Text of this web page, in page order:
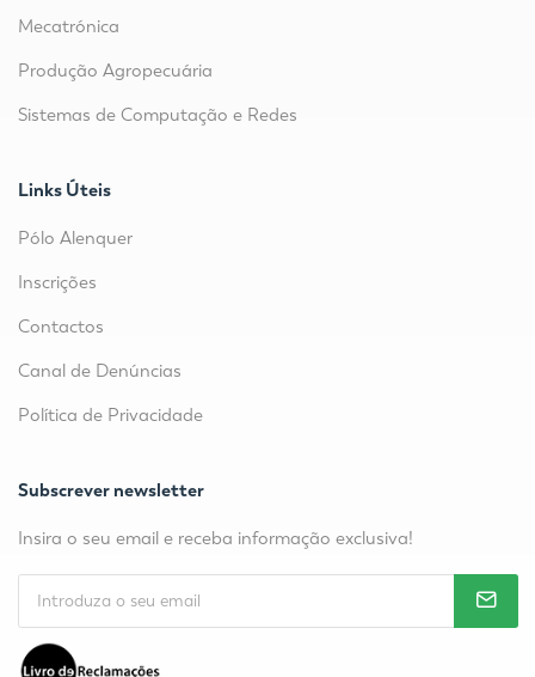
Mecatrónica
Produção Agropecuária
Sistemas de Computação e Redes
Links Úteis
Pólo Alenquer
Inscrições
Contactos
Canal de Denúncias
Política de Privacidade
Subscrever newsletter
Insira o seu email e receba informação exclusiva!